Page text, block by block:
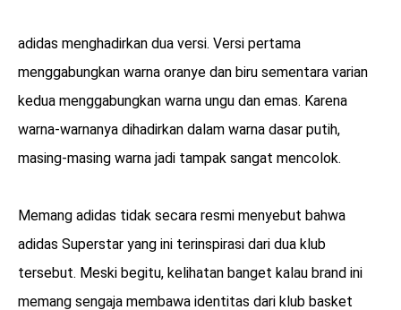
adidas menghadirkan dua versi. Versi pertama
menggabungkan warna oranye dan biru sementara varian
kedua menggabungkan warna ungu dan emas. Karena
warna-warnanya dihadirkan dalam warna dasar putih,
masing-masing warna jadi tampak sangat mencolok.
Memang adidas tidak secara resmi menyebut bahwa
adidas Superstar yang ini terinspirasi dari dua klub
tersebut. Meski begitu, kelihatan banget kalau brand ini
memang sengaja membawa identitas dari klub basket